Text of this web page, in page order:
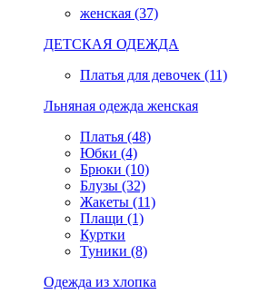
женская (37)
ДЕТСКАЯ ОДЕЖДА
Платья для девочек (11)
Льняная одежда женская
Платья (48)
Юбки (4)
Брюки (10)
Блузы (32)
Жакеты (11)
Плащи (1)
Куртки
Туники (8)
Одежда из хлопка